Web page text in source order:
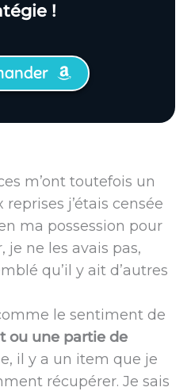
!
m’ont toutefois un
j’étais censée
ma possession pour
je ne les avais pas,
qu’il y ait d’autres
le sentiment de
ou une partie de
il y a un item que je
récupérer. Je sais